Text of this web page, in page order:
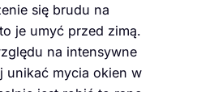
się brudu na
je umyć przed zimą.
na intensywne
unikać mycia okien w